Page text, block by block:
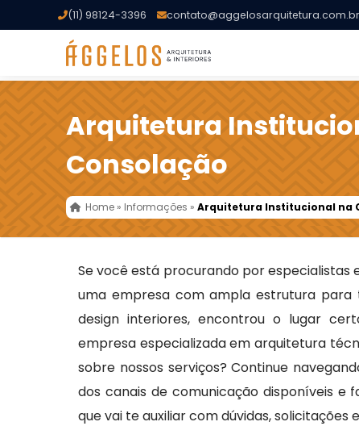
(11) 98124-3396 contato@aggelosarquitetura.com.br
Arquitetura
Consolação
Home » Informações »Arquitetura Institucional na
Se você está procurando por especialistas
uma empresa com ampla estrutura
design interiores, encontrou o lugar
empresa especializada em arquitetura
sobre nossos serviços? Continue
dos canais de comunicação disponíveis
que vai te auxiliar com dúvidas, solicitações